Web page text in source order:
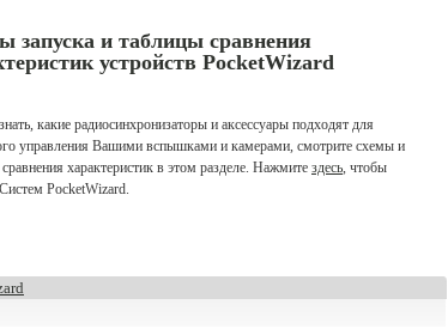
запуска и таблицы сравнения
устройств PocketWizard
какие радиосинхронизаторы и аксессуары подходят для
управления Вашими вспышками и камерами, смотрите схемы и
характеристик в этом разделе. Нажмите здесь, чтобы
PocketWizard.